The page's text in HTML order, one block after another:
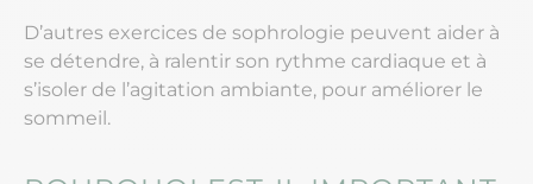
D’autres exercices de sophrologie peuvent aider à
se détendre, à ralentir son rythme cardiaque et à
s’isoler de l’agitation ambiante, pour améliorer le
sommeil.